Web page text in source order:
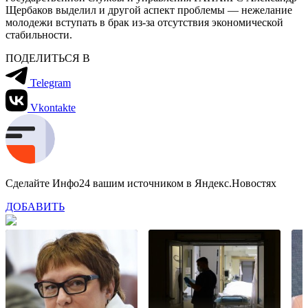
Щербаков выделил и другой аспект проблемы — нежелание
молодежи вступать в брак из-за отсутствия экономической
стабильности.
ПОДЕЛИТЬСЯ В
Telegram
Vkontakte
Сделайте Инфо24 вашим источником в Яндекс.Новостях
ДОБАВИТЬ